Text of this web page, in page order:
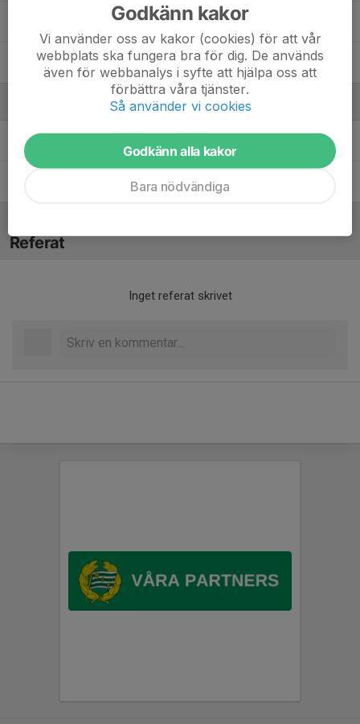
28. William Björk Carleborg
Evert Kivistik
Tränare
Referat
Inget referat skrivet
Godkänn kakor
Vi använder oss av kakor (cookies) för att vår
webbplats ska fungera bra för dig. De används
även för webbanalys i syfte att hjälpa oss att
förbättra våra tjänster.
Så använder vi cookies
Godkänn alla kakor
Bara nödvändiga